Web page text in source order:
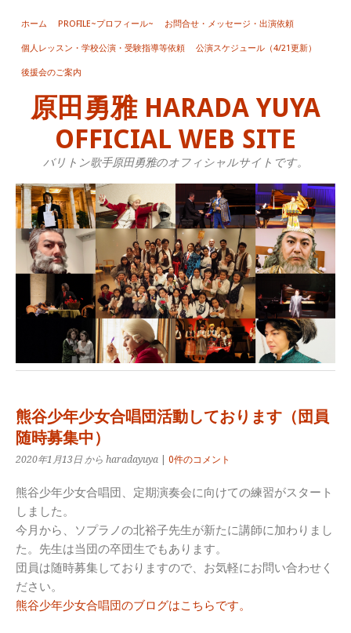
ホーム PROFILE~プロフィール~ お問合せ・メッセージ・出演依頼
個人レッスン・学校公演・受験指導等依頼 公演スケジュール（4/21更新）
後援会のご案内
原田勇雅 HARADA YUYA
OFFICIAL WEB SITE
バリトン歌手原田勇雅のオフィシャルサイトです。
熊谷少年少女合唱団活動しております（団員
随時募集中）
2020年1月13日 から haradayuya 0件のコメント
熊谷少年少女合唱団、定期演奏会に向けての練習がスタート
しました。
今月から、ソプラノの北裕子先生が新たに講師に加わりまし
た。先生は当団の卒団生でもあります。
団員は随時募集しておりますので、お気軽にお問い合わせく
ださい。
熊谷少年少女合唱団のブログはこちらです。